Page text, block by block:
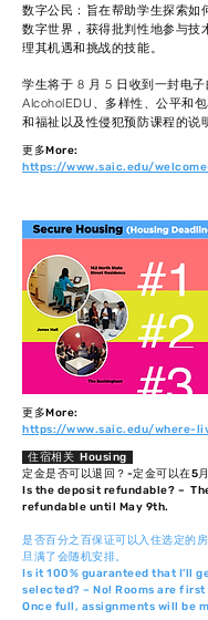
数字公民：旨在帮助学生探索如
数字世界，获得批判性地参与技
理其机遇和挑战的技能。
学生将于 8 月 5 日 收到一封电
AlcoholEDU、多样性、公平和
和福祉以及性侵犯预防课程的说
​更多More:
https://www.saic.edu/
​更多More:
https://www.saic.edu/where-
住宿相关 Housing
定金是否可以退回？-定金可以在5月
Is the deposit refundable? –
refundable until May 9th.
是否百分之百保证可以入住选定的
旦满了会随机安排。
Is it 100% guaranteed that I’ll
selected? – No! Rooms are
Once full, assignments will be